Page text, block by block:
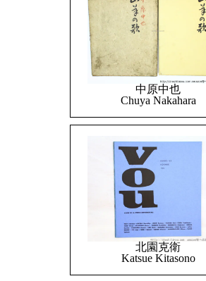
中原中也
Chuya Nakahara
北園克衛
Katsue Kitasono